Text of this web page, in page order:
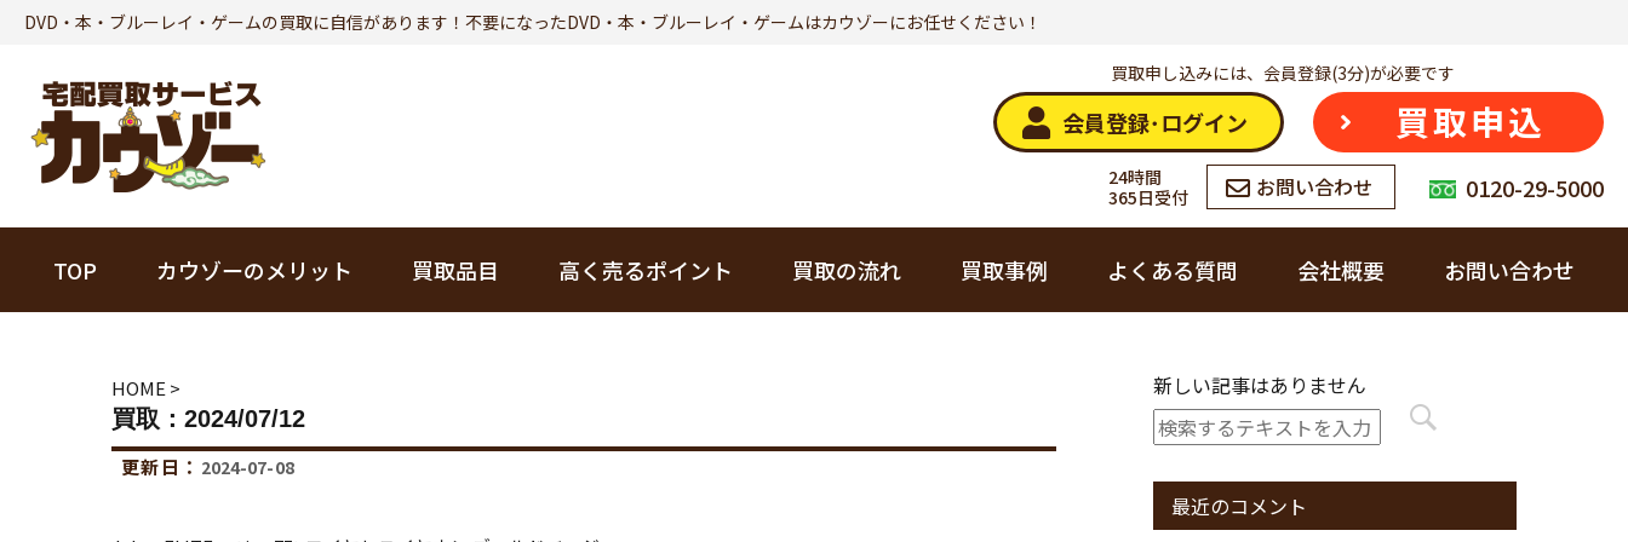
DVD・本・ブルーレイ・ゲームの買取に自信があります！不要になったDVD・本・ブルーレイ・ゲームはカウゾーにお任せください！
買取申し込みには、会員登録(3分)が必要です
会員登録･ログイン 買取申込
24時間
365日受付
お問い合わせ 0120-29-5000
TOP カウゾーのメリット 買取品目
ビジネス書
オーディオ
お酒
ブランド品
高く売るポイント 買取の流れ 買取事例 よくある質問 会社概要
カウゾーへの想い
お問い合わせ
HOME >
買取：2024/07/12
更新日： 2024-07-08
新しい記事はありません
最近のコメント